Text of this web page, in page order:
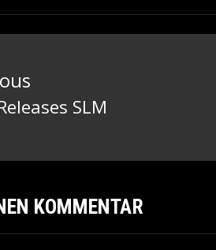
SLM
KOMMENTAR